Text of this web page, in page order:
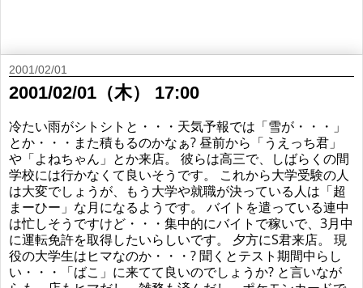
2001/02/01
2001/02/01（木） 17:00
冷たい雨がシトシトと・・・天気予報では「雪が・・・」
とか・・・また積もるのかなぁ? 昼前から「うえっち君」
や「よねちゃん」とか来店。 彼らは高三で、しばらくの間
学校には行かなくて良いそうです。 これから大学受験の人
は大変でしょうが、もう大学や就職が決っている人は「超
まーひー」な月になるようです。 バイトを遣っている連中
は忙しそうですけど・・・集中的にバイトで稼いで、3月中
に運転免許を取得したいらしいです。 夕方にS君来店。 現
役の大学生はヒマなのか・・・? 聞くとテスト期間中らし
い・・・「ばこ」に来てて良いのでしょうか? と言いなが